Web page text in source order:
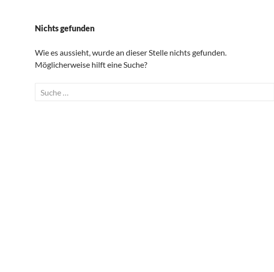
Nichts gefunden
Wie es aussieht, wurde an dieser Stelle nichts gefunden.
Möglicherweise hilft eine Suche?
Suche
nach: